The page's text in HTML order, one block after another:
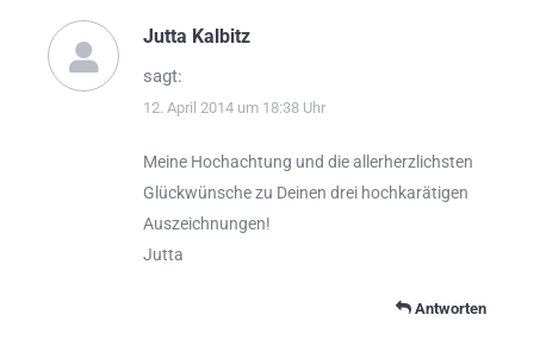
Jutta Kalbitz
sagt:
12. April 2014 um 18:38 Uhr
Meine Hochachtung und die allerherzlichsten
Glückwünsche zu Deinen drei hochkarätigen
Auszeichnungen!
Jutta
Antworten